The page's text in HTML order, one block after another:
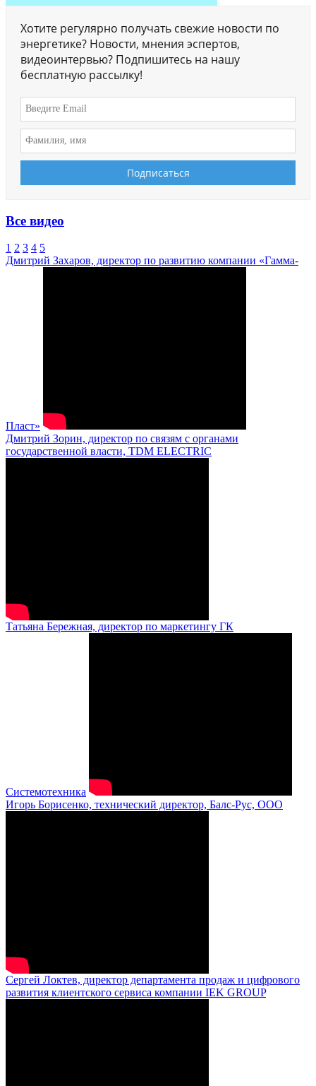
Хотите регулярно получать свежие новости по
энергетике? Новости, мнения эспертов,
видеоинтервью? Подпишитесь на нашу
бесплатную рассылку!
Все видео
1 2 3 4 5
Дмитрий Захаров, директор по развитию компании «Гамма-
Пласт»
Дмитрий Зорин, директор по связям с органами
государственной власти, TDM ELECTRIC
Татьяна Бережная, директор по маркетингу ГК
Системотехника
Игорь Борисенко, технический директор, Балс-Рус, ООО
Сергей Локтев, директор департамента продаж и цифрового
развития клиентского сервиса компании IEK GROUP